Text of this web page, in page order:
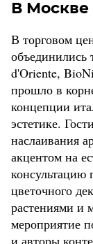
В
В торговом
объединились
d'Oriente,
прошло в
концепции
эстетике.
наслаивания
акцентом на
консультацию
цветочного
растениями и
мероприятие
и авторы